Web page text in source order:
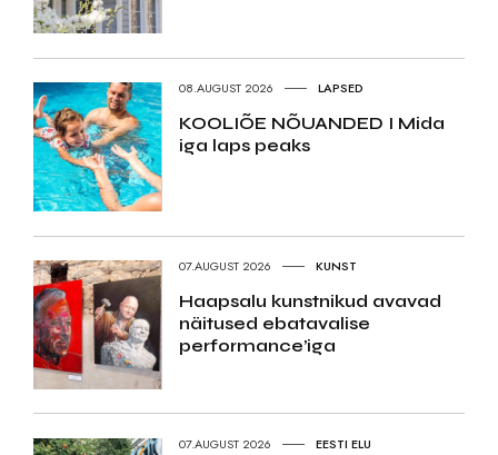
08.AUGUST 2026 LAPSED
KOOLIÕE NÕUANDED I Mida
iga laps peaks
07.AUGUST 2026 KUNST
Haapsalu kunstnikud avavad
näitused ebatavalise
performance’iga
07.AUGUST 2026 EESTI ELU